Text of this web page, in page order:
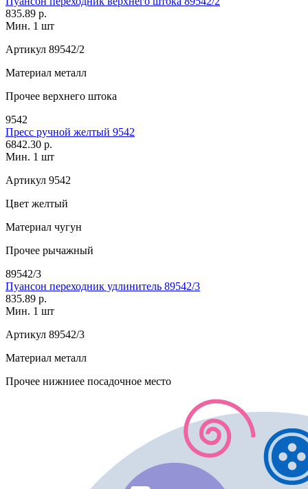
835.89 р.
Мин. 1 шт
Артикул 89542/2
Материал металл
Прочее верхнего штока
9542
Пресс ручной желтый 9542
6842.30 р.
Мин. 1 шт
Артикул 9542
Цвет желтый
Материал чугун
Прочее рычажный
89542/3
Пуансон переходник удлинитель 89542/3
835.89 р.
Мин. 1 шт
Артикул 89542/3
Материал металл
Прочее нижниее посадочное место